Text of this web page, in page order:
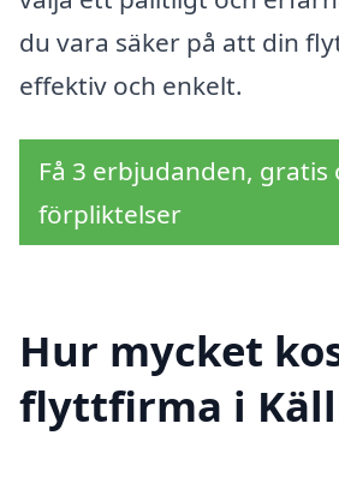
du vara säker på att din
effektiv och enkelt.
Få 3 erbjudanden, gratis
förpliktelser
Hur mycket
flyttfirma i